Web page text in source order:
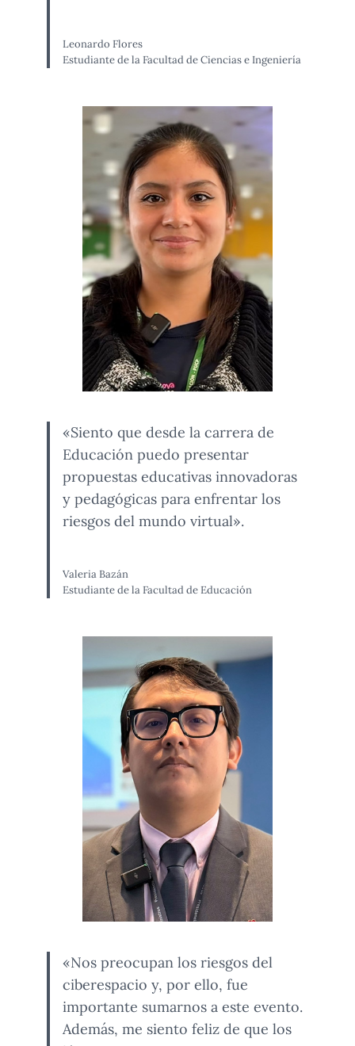
Leonardo Flores
Estudiante de la Facultad de Ciencias e Ingeniería
«Siento que desde la carrera de
Educación puedo presentar
propuestas educativas innovadoras
y pedagógicas para enfrentar los
riesgos del mundo virtual».
Valeria Bazán
Estudiante de la Facultad de Educación
«Nos preocupan los riesgos del
ciberespacio y, por ello, fue
importante sumarnos a este evento.
Además, me siento feliz de que los